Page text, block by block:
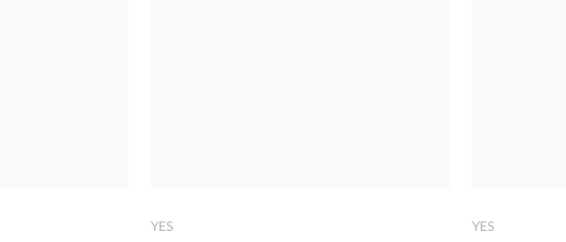
YES YES